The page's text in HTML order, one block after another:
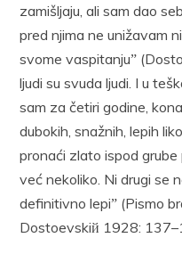
zamišljaju, ali sam dao
pred njima ne unižavam
svome vaspitanjuˮ
ljudi su svuda ljudi. I u
sam za četiri godine,
dubokih, snažnih, lepih
pronaći zlato ispod
već nekoliko. Ni drugi se
definitivno lepiˮ (Pismo
Dostoevskiй 1928: